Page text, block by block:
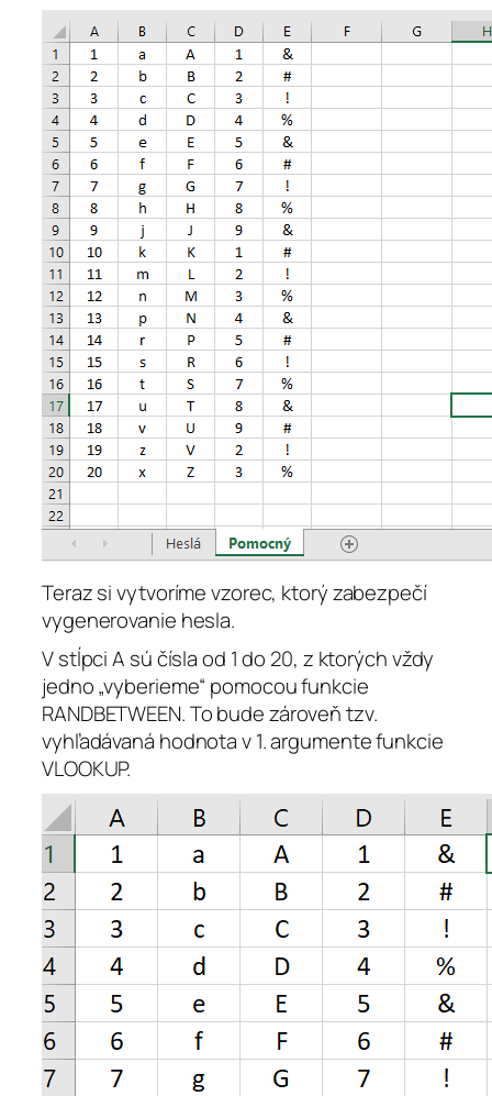
Teraz si vytvoríme vzorec, ktorý zabezpečí
vygenerovanie hesla.
V stĺpci A sú čísla od 1 do 20, z ktorých vždy
jedno „vyberieme“ pomocou funkcie
RANDBETWEEN. To bude zároveň tzv.
vyhľadávaná hodnota v 1. argumente funkcie
VLOOKUP.